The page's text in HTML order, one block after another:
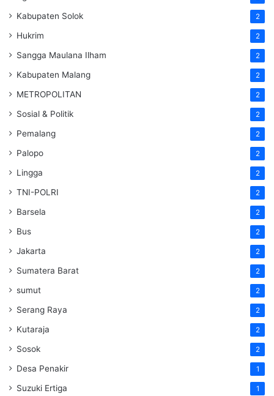
Kabupaten Solok 2
Hukrim 2
Sangga Maulana Ilham 2
Kabupaten Malang 2
METROPOLITAN 2
Sosial & Politik 2
Pemalang 2
Palopo 2
Lingga 2
TNI-POLRI 2
Barsela 2
Bus 2
Jakarta 2
Sumatera Barat 2
sumut 2
Serang Raya 2
Kutaraja 2
Sosok 2
Desa Penakir 1
Suzuki Ertiga 1